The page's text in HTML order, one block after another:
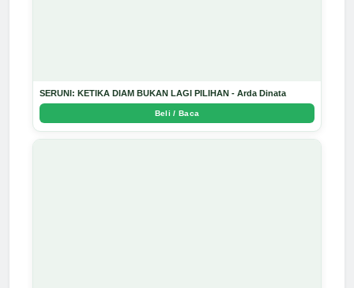
SERUNI: KETIKA DIAM BUKAN LAGI PILIHAN - Arda Dinata
Beli / Baca